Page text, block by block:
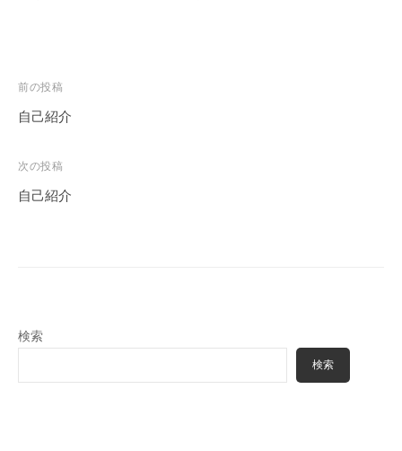
投
稿
ビ
ゲ
前の投稿
自己紹介
次の投稿
自己紹介
検索
検索